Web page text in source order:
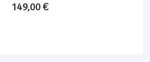
149,00 €